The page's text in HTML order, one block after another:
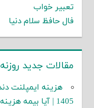
تعبیر خواب
فال حافظ سلام دنیا
مقالات جدید
هزینه ایمپلنت
1405 | آیا بیمه هزینه ایمپلنت را می‌دهد؟